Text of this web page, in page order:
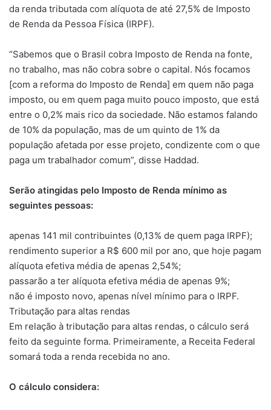
da renda tributada com alíquota de até 27,5% de Imposto
de Renda da Pessoa Física (IRPF).
“Sabemos que o Brasil cobra Imposto de Renda na fonte,
no trabalho, mas não cobra sobre o capital. Nós focamos
[com a reforma do Imposto de Renda] em quem não paga
imposto, ou em quem paga muito pouco imposto, que está
entre o 0,2% mais rico da sociedade. Não estamos falando
de 10% da população, mas de um quinto de 1% da
população afetada por esse projeto, condizente com o que
paga um trabalhador comum”, disse Haddad.
Serão atingidas pelo Imposto de Renda mínimo as
seguintes pessoas:
apenas 141 mil contribuintes (0,13% de quem paga IRPF);
rendimento superior a R$ 600 mil por ano, que hoje pagam
alíquota efetiva média de apenas 2,54%;
passarão a ter alíquota efetiva média de apenas 9%;
não é imposto novo, apenas nível mínimo para o IRPF.
Tributação para altas rendas
Em relação à tributação para altas rendas, o cálculo será
feito da seguinte forma. Primeiramente, a Receita Federal
somará toda a renda recebida no ano.
O cálculo considera: